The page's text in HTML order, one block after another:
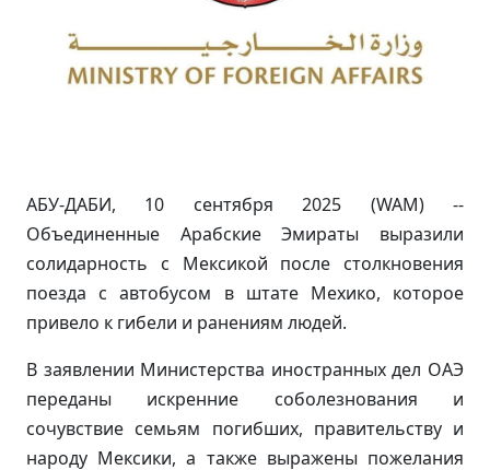
АБУ-ДАБИ, 10 сентября 2025 (WAM) --
Объединенные Арабские Эмираты выразили
солидарность с Мексикой после столкновения
поезда с автобусом в штате Мехико, которое
привело к гибели и ранениям людей.
В заявлении Министерства иностранных дел ОАЭ
переданы искренние соболезнования и
сочувствие семьям погибших, правительству и
народу Мексики, а также выражены пожелания